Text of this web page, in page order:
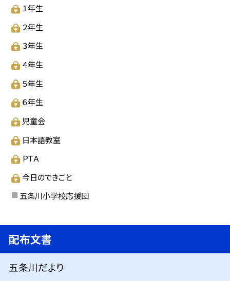
１年生
２年生
３年生
４年生
５年生
６年生
児童会
日本語教室
ＰＴＡ
今日のできごと
五条川小学校応援団
配布文書
五条川だより